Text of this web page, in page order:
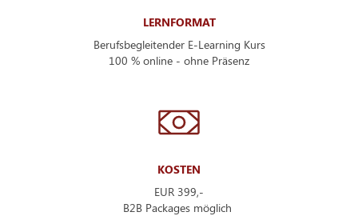
LERNFORMAT
Berufsbegleitender E-Learning Kurs
100 % online - ohne Präsenz
KOSTEN
EUR 399,-
B2B Packages möglich